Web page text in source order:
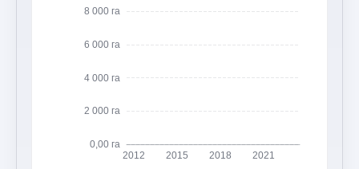
0,00 га
2 000 га
4 000 га
6 000 га
8 000 га
2012 2015 2018 2021